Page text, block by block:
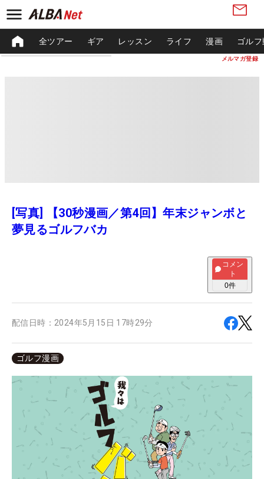
メルマガ登録
全ツアー ギア レッスン ライフ 漫画 ゴル
[写真] 【30秒漫画／第4回】年末ジャンボと
夢見るゴルフバカ
コメン
ト
0件
配信日時： 2024年5月15日 17時29分
ゴルフ漫画